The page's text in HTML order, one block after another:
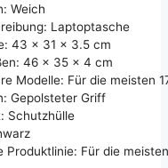
Weich
Laptoptasche
43 x 31 x 3.5 cm
46 x 35 x 4 cm
Modelle: Für die meisten
Gepolsteter Griff
Schutzhülle
Produktlinie: Für die